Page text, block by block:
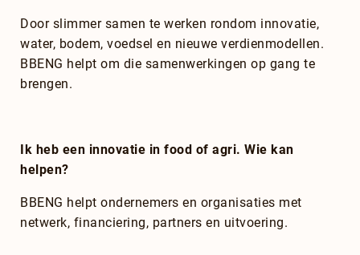
Door slimmer samen te werken rondom innovatie,
water, bodem, voedsel en nieuwe verdienmodellen.
BBENG helpt om die samenwerkingen op gang te
brengen.
Ik heb een innovatie in food of agri. Wie kan
helpen?
BBENG helpt ondernemers en organisaties met
netwerk, financiering, partners en uitvoering.